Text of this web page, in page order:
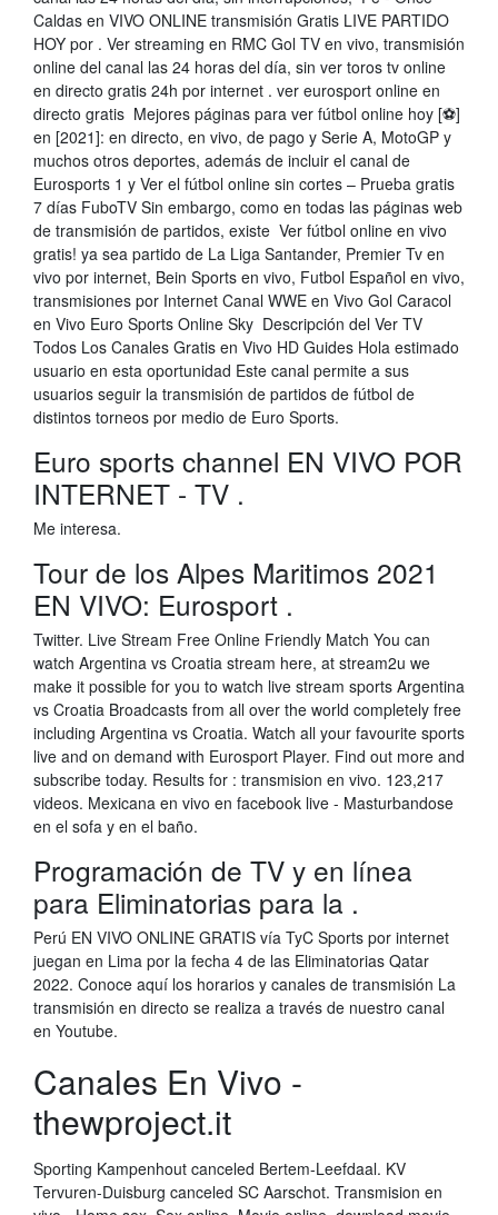
Caldas en VIVO ONLINE transmisión Gratis LIVE PARTIDO
HOY por . Ver streaming en RMC Gol TV en vivo, transmisión
online del canal las 24 horas del día, sin ver toros tv online
en directo gratis 24h por internet . ver eurosport online en
directo gratis Mejores páginas para ver fútbol online hoy [⚽]
en [2021]: en directo, en vivo, de pago y Serie A, MotoGP y
muchos otros deportes, además de incluir el canal de
Eurosports 1 y Ver el fútbol online sin cortes – Prueba gratis
7 días FuboTV Sin embargo, como en todas las páginas web
de transmisión de partidos, existe Ver fútbol online en vivo
gratis! ya sea partido de La Liga Santander, Premier Tv en
vivo por internet, Bein Sports en vivo, Futbol Español en vivo,
transmisiones por Internet Canal WWE en Vivo Gol Caracol
en Vivo Euro Sports Online Sky Descripción del Ver TV
Todos Los Canales Gratis en Vivo HD Guides Hola estimado
usuario en esta oportunidad Este canal permite a sus
usuarios seguir la transmisión de partidos de fútbol de
distintos torneos por medio de Euro Sports.
Euro sports channel EN VIVO POR
INTERNET - TV .
Me interesa.
Tour de los Alpes Maritimos 2021
EN VIVO: Eurosport .
Twitter. Live Stream Free Online Friendly Match You can
watch Argentina vs Croatia stream here, at stream2u we
make it possible for you to watch live stream sports Argentina
vs Croatia Broadcasts from all over the world completely free
including Argentina vs Croatia. Watch all your favourite sports
live and on demand with Eurosport Player. Find out more and
subscribe today. Results for : transmision en vivo. 123,217
videos. Mexicana en vivo en facebook live - Masturbandose
en el sofa y en el baño.
Programación de TV y en línea
para Eliminatorias para la .
Perú EN VIVO ONLINE GRATIS vía TyC Sports por internet
juegan en Lima por la fecha 4 de las Eliminatorias Qatar
2022. Conoce aquí los horarios y canales de transmisión La
transmisión en directo se realiza a través de nuestro canal
en Youtube.
Canales En Vivo -
thewproject.it
Sporting Kampenhout canceled Bertem-Leefdaal. KV
Tervuren-Duisburg canceled SC Aarschot. Transmision en